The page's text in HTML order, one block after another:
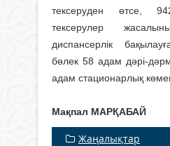
тексеруден өтсе,
тексерулер
диспансерлiк
бөлек 58 адам дәрi-
адам стационарлық
Мақпал МАРҚАБАЙ
Жаңалықтар